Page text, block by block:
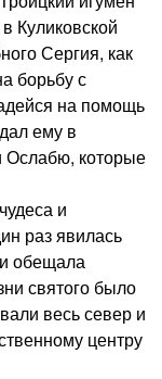
Куликовской
Сергия, как
борьбу с
на помощь
ему в
Ослабю, которые
и
раз явилась
обещала
святого было
весь север и
центру